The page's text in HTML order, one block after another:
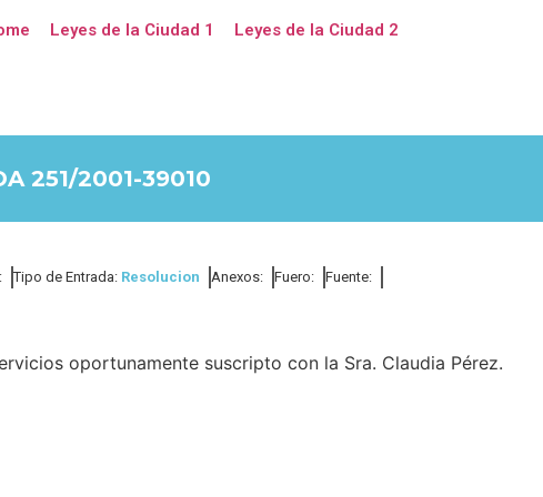
Leyes de la Ciudad 1 Leyes de la Ciudad 2
251/2001-39010
Tipo de Entrada: Resolucion Anexos: Fuero: Fuente:
oportunamente suscripto con la Sra. Claudia Pérez.